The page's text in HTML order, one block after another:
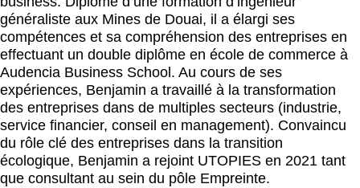
généraliste aux Mines de Douai, il a élargi ses
compétences et sa compréhension des entreprises en
effectuant un double diplôme en école de commerce à
Audencia Business School. Au cours de ses
expériences, Benjamin a travaillé à la transformation
des entreprises dans de multiples secteurs (industrie,
service financier, conseil en management). Convaincu
du rôle clé des entreprises dans la transition
écologique, Benjamin a rejoint UTOPIES en 2021 tant
que consultant au sein du pôle Empreinte.